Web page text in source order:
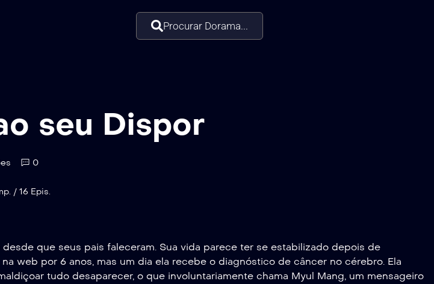
Procurar Dorama...
seu Dispor
0
/ 16 Epis.
que seus pais faleceram. Sua vida parece ter se estabilizado depois de
web por 6 anos, mas um dia ela recebe o diagnóstico de câncer no cérebro. Ela
tudo desaparecer, o que involuntariamente chama Myul Mang, um mensageiro